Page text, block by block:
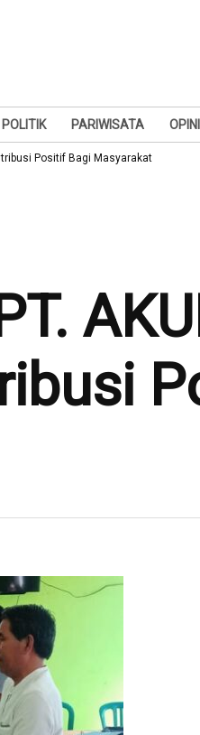
POLITIK PARIWISATA OPINI
Positif Bagi Masyarakat